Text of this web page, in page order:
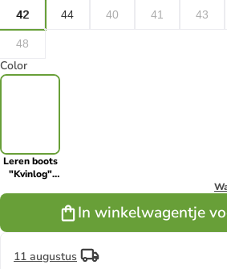
42
44 40 41 43
48
Color
Leren boots
"Kvinlog"
In winkelwagentje
11 augustus